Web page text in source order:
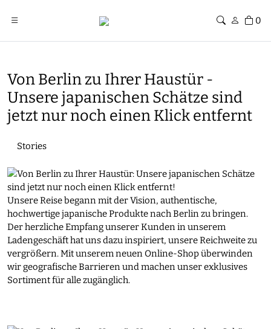
0
Von Berlin zu Ihrer Haustür -
Unsere japanischen Schätze sind
jetzt nur noch einen Klick entfernt
Stories
Unsere Reise begann mit der Vision, authentische,
hochwertige japanische Produkte nach Berlin zu bringen.
Der herzliche Empfang unserer Kunden in unserem
Ladengeschäft hat uns dazu inspiriert, unsere Reichweite zu
vergrößern. Mit unserem neuen Online-Shop überwinden
wir geografische Barrieren und machen unser exklusives
Sortiment für alle zugänglich.